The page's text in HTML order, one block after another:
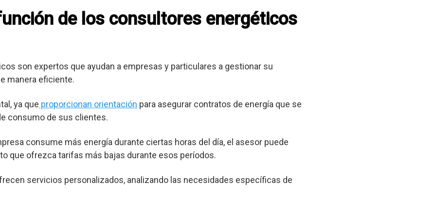
de los consultores energéticos
son expertos que ayudan a empresas y particulares a gestionar su
manera eficiente.
ya que proporcionan orientación para asegurar contratos de energía que se
consumo de sus clientes.
consume más energía durante ciertas horas del día, el asesor puede
que ofrezca tarifas más bajas durante esos períodos.
servicios personalizados, analizando las necesidades específicas de